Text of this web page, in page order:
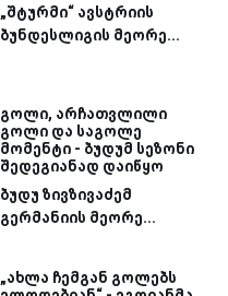
„შტურმი“ ავსტრიის
ბუნდესლიგის მეორე...
გოლი, არჩათვლილი
გოლი და საგოლე
მომენტი - ბუდუმ სეზონი
შედეგიანად დაიწყო
ბუდუ ზივზივაძემ
გერმანიის მეორე...
„ახლა ჩემგან გოლებს